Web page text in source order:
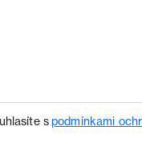
spodmínkami